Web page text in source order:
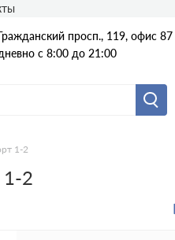
просп., 119, офис 87
с 8:00 до 21:00
1-2
1-2